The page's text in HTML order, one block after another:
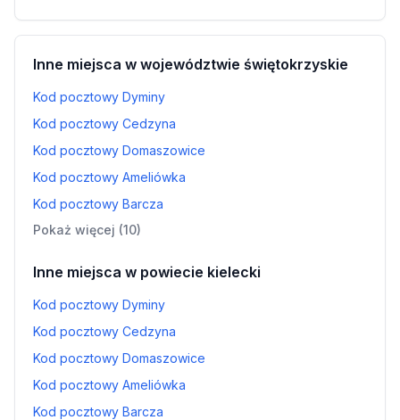
Inne miejsca w województwie świętokrzyskie
Kod pocztowy Dyminy
Kod pocztowy Cedzyna
Kod pocztowy Domaszowice
Kod pocztowy Ameliówka
Kod pocztowy Barcza
Pokaż więcej (10)
Inne miejsca w powiecie kielecki
Kod pocztowy Dyminy
Kod pocztowy Cedzyna
Kod pocztowy Domaszowice
Kod pocztowy Ameliówka
Kod pocztowy Barcza